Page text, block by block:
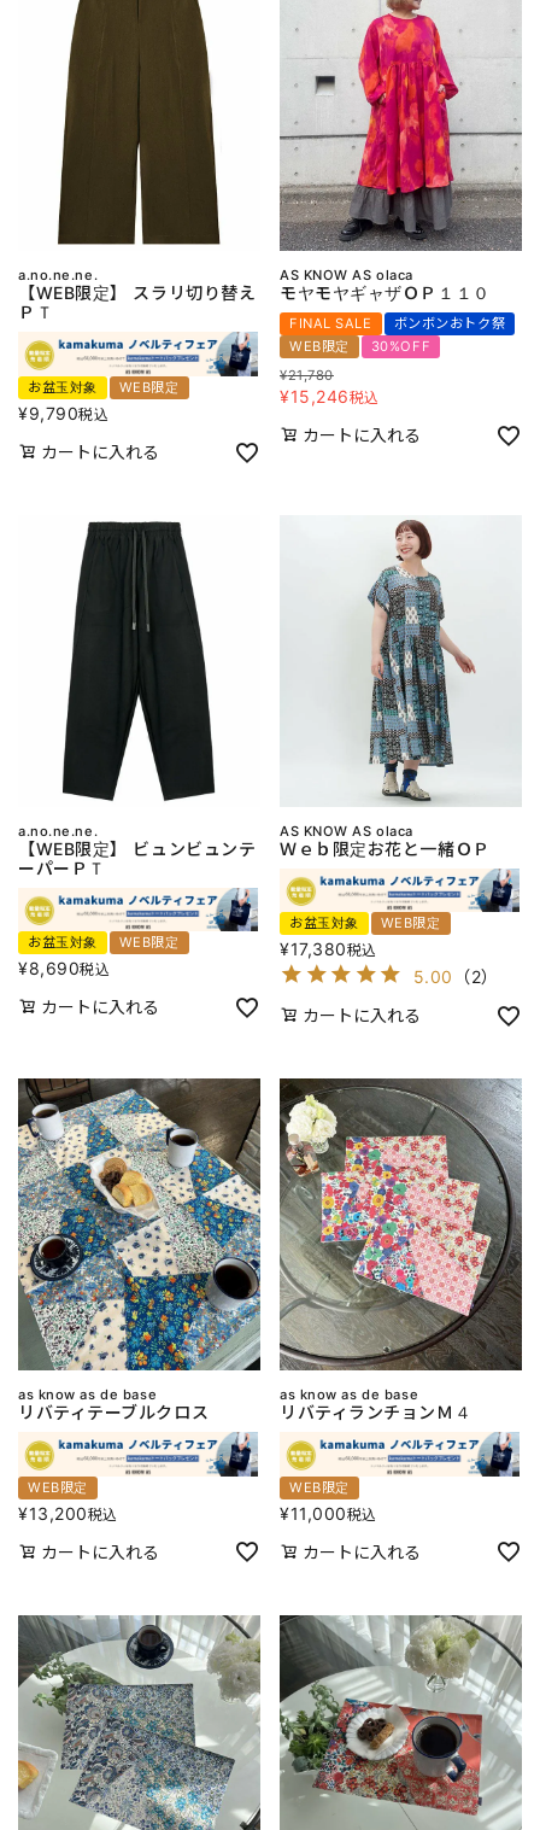
a.no.ne.ne.
【WEB限定】 スラリ切り替え
ＰＴ
お盆玉対象 WEB限定
¥9,790税込
カートに入れる
AS KNOW AS olaca
モヤモヤギャザＯＰ１１０
FINAL SALE
ボンボンおトク祭
WEB限定
30%OFF
¥21,780
¥15,246税込
カートに入れる
a.no.ne.ne.
【WEB限定】 ビュンビュンテ
ーパーＰＴ
お盆玉対象 WEB限定
¥8,690税込
カートに入れる
AS KNOW AS olaca
Ｗｅｂ限定お花と一緒ＯＰ
お盆玉対象 WEB限定
¥17,380税込
5.00 （2）
カートに入れる
as know as de base
リバティテーブルクロス
WEB限定
¥13,200税込
カートに入れる
as know as de base
リバティランチョンＭ４
WEB限定
¥11,000税込
カートに入れる